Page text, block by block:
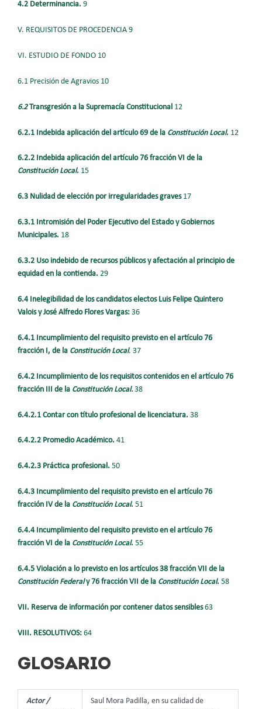
4.2 Determinancia. 9
V. REQUISITOS DE PROCEDENCIA 9
VI. ESTUDIO DE FONDO 10
6.1 Precisión de Agravios 10
6.2Transgresión a la Supremacía Constitucional 12
6.2.1 Indebida aplicación del artículo 69 de la Constitución Local. 12
6.2.2 Indebida aplicación del artículo 76 fracción VI de la
Constitución Local. 15
6.3 Nulidad de elección por irregularidades graves17
6.3.1 Intromisión del Poder Ejecutivo del Estado y Gobiernos
Municipales. 18
6.3.2 Uso indebido de recursos públicos y afectación al principio de
equidad en la contienda. 29
6.4 Inelegibilidad de los candidatos electos Luis Felipe Quintero
Valois y José Alfredo Flores Vargas: 36
6.4.1 Incumplimiento del requisito previsto en el artículo 76
fracción I, de la Constitución Local. 37
6.4.2 Incumplimiento de los requisitos contenidos en el artículo 76
fracción III de la Constitución Local.38
6.4.2.1 Contar con título profesional de licenciatura. 38
6.4.2.2 Promedio Académico. 41
6.4.2.3 Práctica profesional. 50
6.4.3 Incumplimiento del requisito previsto en el artículo 76
fracción IV de la Constitución Local. 51
6.4.4 Incumplimiento del requisito previsto en el artículo 76
fracción VI de la Constitución Local. 55
6.4.5 Violación a lo previsto en los artículos 38 fracción VII de la
Constitución Federaly 76 fracción VII de la Constitución Local. 58
VII. Reserva de información por contener datos sensibles63
VIII. RESOLUTIVOS: 64
GLOSARIO
Actor /
Saul Mora Padilla, en su calidad de